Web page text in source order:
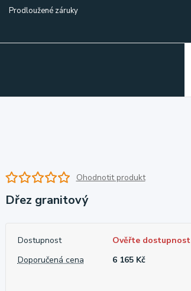
Prodloužené záruky
Ohodnotit produkt
Dřez granitový
Dostupnost
Ověřte dostupnost
Doporučená cena
6 165 Kč